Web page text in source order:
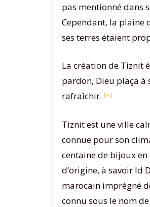
pas mentionné dans
Cependant, la plaine
ses terres étaient
La création de Tiznit
pardon, Dieu plaça à
rafraîchir. [vi]
Tiznit est une ville
connue pour son
centaine de bijoux
d’origine, à savoir Id
marocain imprégné
connu sous le nom